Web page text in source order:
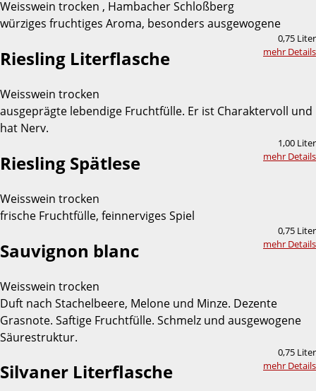
Weisswein trocken , Hambacher Schloßberg
würziges fruchtiges Aroma, besonders ausgewogene
0,75 Liter
mehr Details
Riesling Literflasche
Weisswein trocken
ausgeprägte lebendige Fruchtfülle. Er ist Charaktervoll und
hat Nerv.
1,00 Liter
mehr Details
Riesling Spätlese
Weisswein trocken
frische Fruchtfülle, feinnerviges Spiel
0,75 Liter
mehr Details
Sauvignon blanc
Weisswein trocken
Duft nach Stachelbeere, Melone und Minze. Dezente
Grasnote. Saftige Fruchtfülle. Schmelz und ausgewogene
Säurestruktur.
0,75 Liter
mehr Details
Silvaner Literflasche